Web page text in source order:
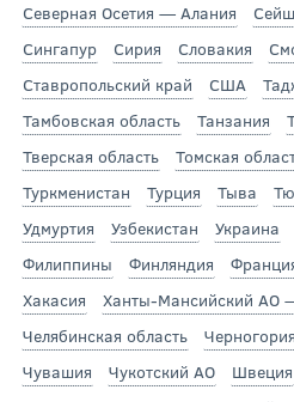
Северная Осетия — Алания
Сингапур
Сирия Словакия
Ставропольский край
США
Тамбовская область
Танзания
Тверская область
Томская
Туркменистан
Турция Тыва
Удмуртия
Узбекистан Украина
Филиппины
Финляндия
Хакасия
Ханты-Мансийский АО
Челябинская область
Черногория
Чувашия
Чукотский АО Швеция